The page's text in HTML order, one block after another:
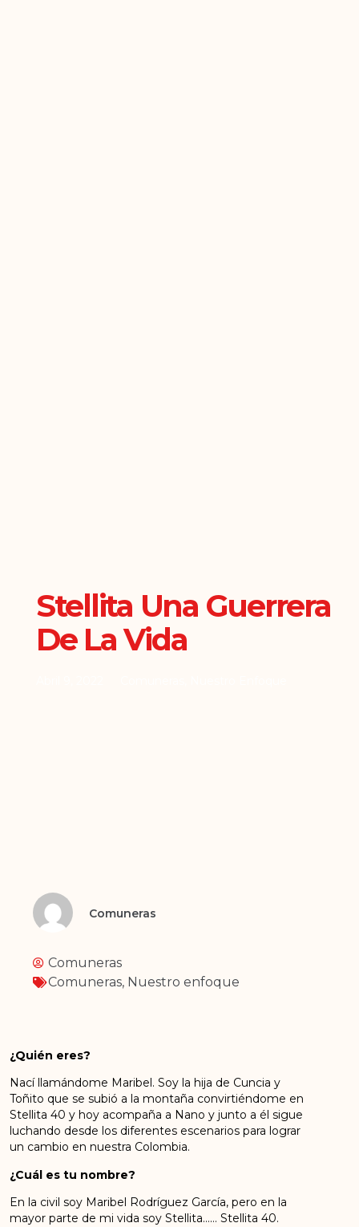
Stellita Una Guerrera
De La Vida
Comuneras
Comuneras
Comuneras, Nuestro enfoque
¿Quién eres?
Nací llamándome Maribel. Soy la hija de Cuncia y
Toñito que se subió a la montaña convirtiéndome en
Stellita 40 y hoy acompaña a Nano y junto a él sigue
luchando desde los diferentes escenarios para lograr
un cambio en nuestra Colombia.
¿Cuál es tu nombre?
En la civil soy Maribel Rodríguez García, pero en la
mayor parte de mi vida soy Stellita…… Stellita 40.